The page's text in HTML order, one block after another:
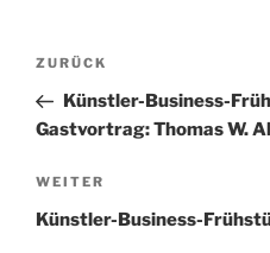
Beitrags-
Vorheriger
Beitrag
ZURÜCK
Künstler-Business-
Gastvortrag: Thomas W.
Nächster
Beitrag
WEITER
Künstler-Business-